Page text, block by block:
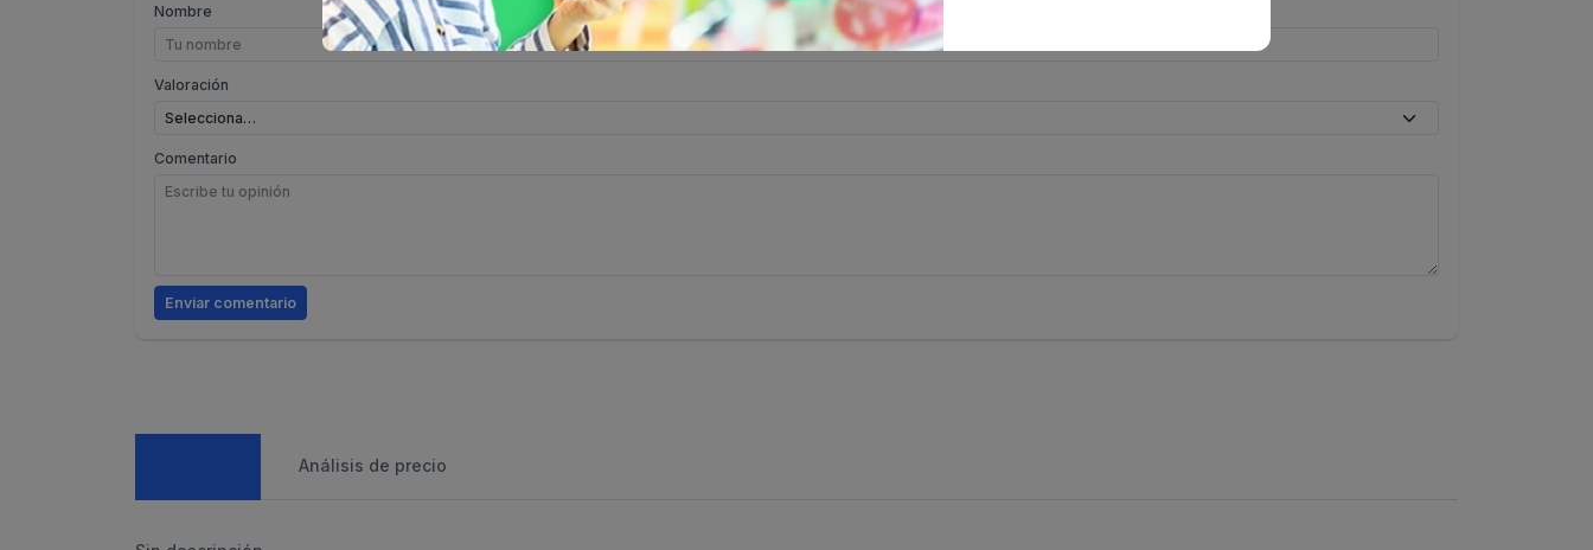
Nombre
Valoración
Comentario
Enviar comentario
Análisis de precio